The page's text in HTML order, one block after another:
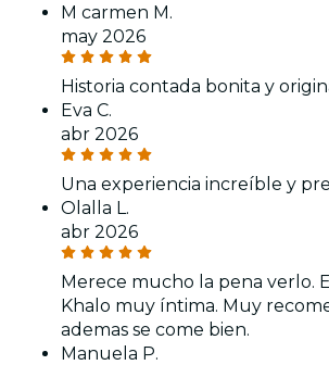
M carmen M.
may 2026
Historia contada bonita y
Eva C.
abr 2026
Una experiencia increíble y
Olalla L.
abr 2026
Merece mucho la pena verlo.
Khalo muy íntima. Muy
ademas se come bien.
Manuela P.